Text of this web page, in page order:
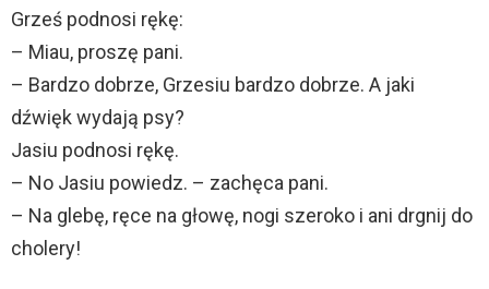
Grześ podnosi rękę:
– Miau, proszę pani.
– Bardzo dobrze, Grzesiu bardzo dobrze. A jaki
dźwięk wydają psy?
Jasiu podnosi rękę.
– No Jasiu powiedz. – zachęca pani.
– Na glebę, ręce na głowę, nogi szeroko i ani drgnij do
cholery!